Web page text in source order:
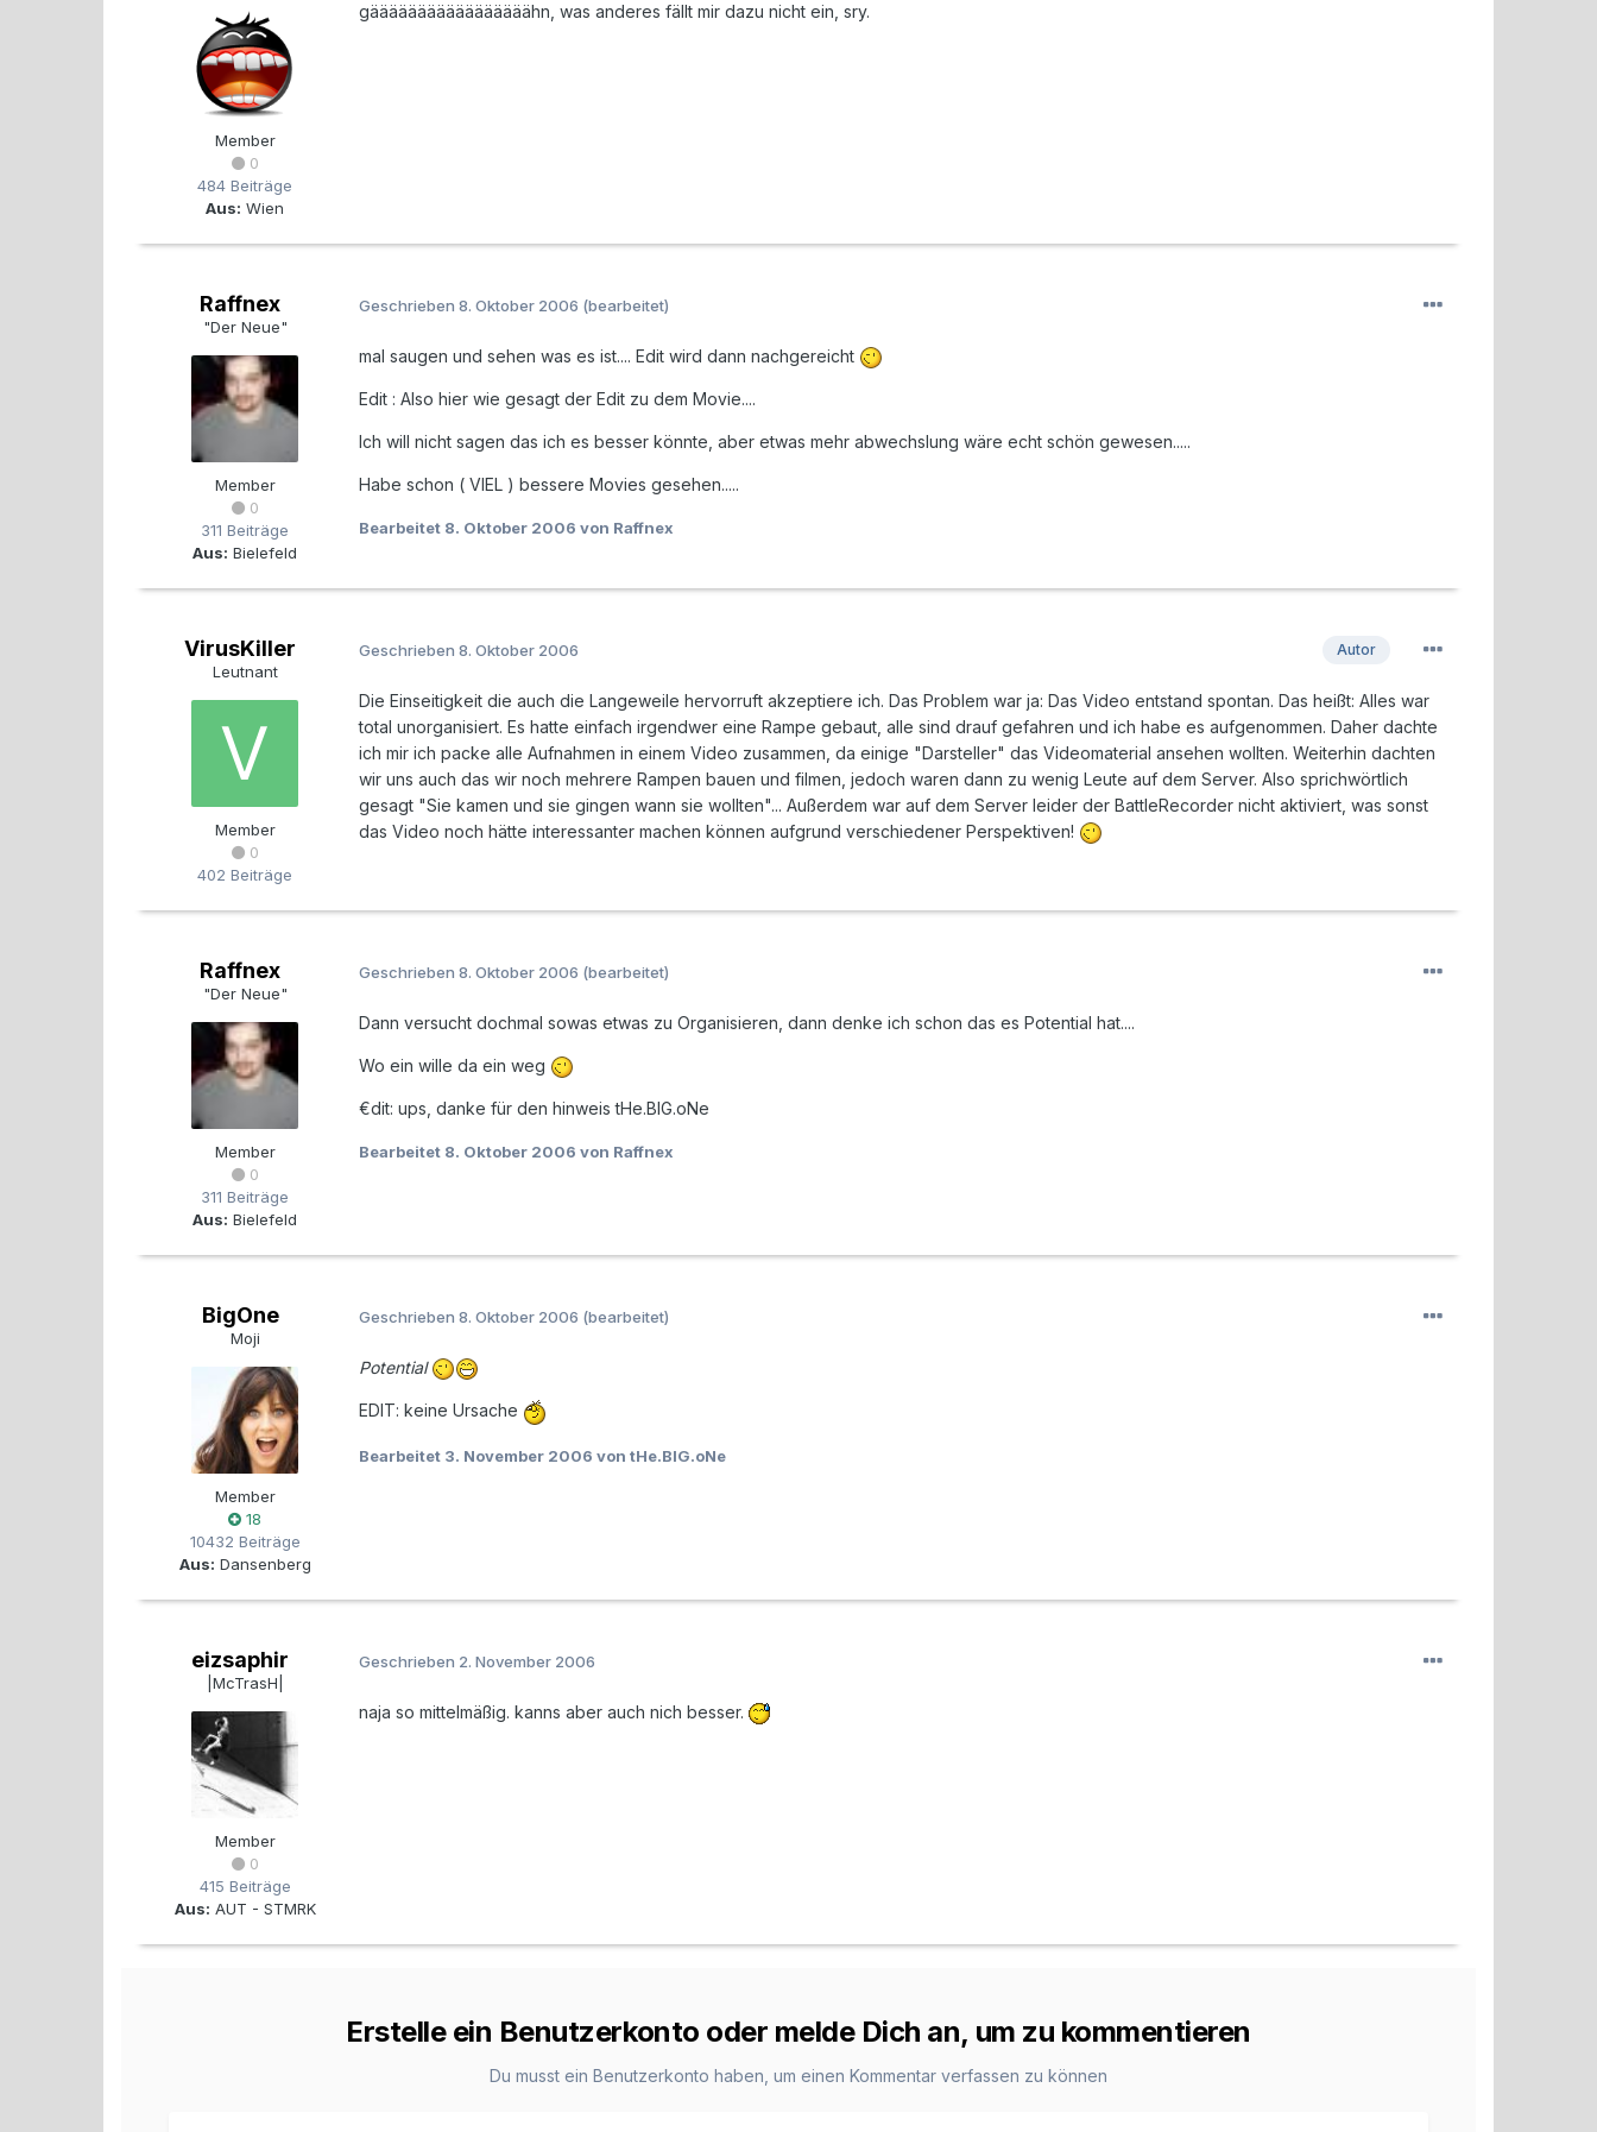
Member
0
484 Beiträge
Aus: Wien
gääääääääääääääääähn, was anderes fällt mir dazu nicht ein, sry.
Raffnex
"Der Neue"
Member
0
311 Beiträge
Aus: Bielefeld
Geschrieben 8. Oktober 2006 (bearbeitet)
mal saugen und sehen was es ist.... Edit wird dann nachgereicht
Edit : Also hier wie gesagt der Edit zu dem Movie....
Ich will nicht sagen das ich es besser könnte, aber etwas mehr abwechslung wäre echt schön gewesen.....
Habe schon ( VIEL ) bessere Movies gesehen.....
Bearbeitet 8. Oktober 2006 von Raffnex
VirusKiller
Leutnant
Member
0
402 Beiträge
Autor
Geschrieben 8. Oktober 2006
Die Einseitigkeit die auch die Langeweile hervorruft akzeptiere ich. Das Problem war ja: Das Video entstand spontan. Das heißt: Alles war
total unorganisiert. Es hatte einfach irgendwer eine Rampe gebaut, alle sind drauf gefahren und ich habe es aufgenommen. Daher dachte
ich mir ich packe alle Aufnahmen in einem Video zusammen, da einige "Darsteller" das Videomaterial ansehen wollten. Weiterhin dachten
wir uns auch das wir noch mehrere Rampen bauen und filmen, jedoch waren dann zu wenig Leute auf dem Server. Also sprichwörtlich
gesagt "Sie kamen und sie gingen wann sie wollten"... Außerdem war auf dem Server leider der BattleRecorder nicht aktiviert, was sonst
das Video noch hätte interessanter machen können aufgrund verschiedener Perspektiven!
Raffnex
"Der Neue"
Member
0
311 Beiträge
Aus: Bielefeld
Geschrieben 8. Oktober 2006 (bearbeitet)
Dann versucht dochmal sowas etwas zu Organisieren, dann denke ich schon das es Potential hat....
Wo ein wille da ein weg
€dit: ups, danke für den hinweis tHe.BIG.oNe
Bearbeitet 8. Oktober 2006 von Raffnex
BigOne
Moji
Member
18
10432 Beiträge
Aus: Dansenberg
Geschrieben 8. Oktober 2006 (bearbeitet)
Potential
EDIT: keine Ursache
Bearbeitet 3. November 2006 von tHe.BlG.oNe
eizsaphir
|McTrasH|
Member
0
415 Beiträge
Aus: AUT - STMRK
Geschrieben 2. November 2006
naja so mittelmäßig. kanns aber auch nich besser.
Erstelle ein Benutzerkonto oder melde Dich an, um zu kommentieren
Du musst ein Benutzerkonto haben, um einen Kommentar verfassen zu können